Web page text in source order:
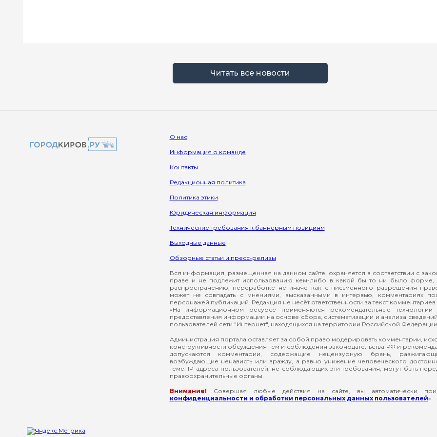
Читать все новости
О нас
Информация о команде
Контакты
Редакционная политика
Политика этики
Юридическая информация
Технические требования к баннерным позициям
Выходные данные
Обзорные статьи и пресс-релизы
Вся информация, размещенная на данном сайте, охраняется в соответствии с
праве и не подлежит использованию кем-либо в какой бы то ни было форме,
распространению, переработке не иначе как с письменного разрешения
может не совпадать с мнениями, высказанными в интервью, комментариях
персонажей публикаций. Редакция не несёт ответственности за текст комментариев
«На информационном ресурсе применяются рекомендательные технологии
предоставления информации на основе сбора, систематизации и анализа
пользователей сети "Интернет", находящихся на территории Российской
Администрация портала оставляет за собой право модерировать комментарии,
конструктивности обсуждения тем и соблюдения законодательства РФ и
допускаются комментарии, содержащие нецензурную брань,
возбуждающие ненависть или вражду, а равно унижение человеческого
теме. IP-адреса пользователей, не соблюдающих эти требования, могут быть
правоохранительные органы.
Внимание! Совершая любые действия на сайте, вы автоматически
конфиденциальности и обработки персональных данных пользователей»